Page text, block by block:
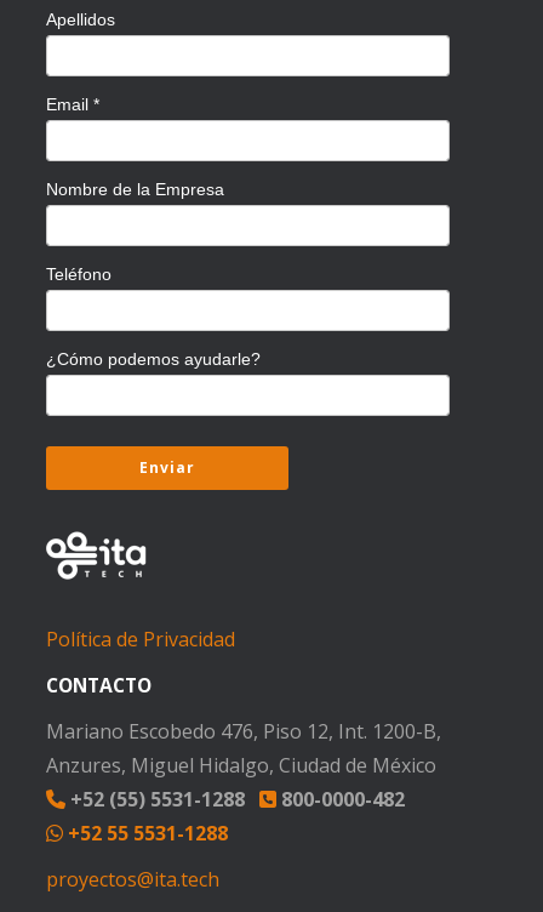
Apellidos
Email *
Nombre de la Empresa
Teléfono
¿Cómo podemos ayudarle?
Política de Privacidad
CONTACTO
Mariano Escobedo 476, Piso 12, Int. 1200-B,
Anzures, Miguel Hidalgo, Ciudad de México
+52 (55) 5531-1288
800-0000-482
+52 55 5531-1288
proyectos@ita.tech